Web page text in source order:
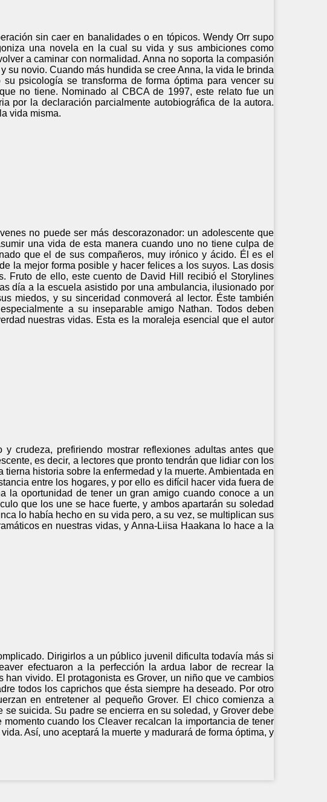
sin caer en banalidades o en tópicos. Wendy Orr supo
una novela en la cual su vida y sus ambiciones como
a caminar con normalidad. Anna no soporta la compasión
su novio. Cuando más hundida se cree Anna, la vida le brinda
psicología se transforma de forma óptima para vencer su
no tiene. Nominado al CBCA de 1997, este relato fue un
por la declaración parcialmente autobiográfica de la autora.
vida misma.
no puede ser más descorazonador: un adolescente que
una vida de esta manera cuando uno no tiene culpa de
que el de sus compañeros, muy irónico y ácido. Él es el
la mejor forma posible y hacer felices a los suyos. Las dosis
Fruto de ello, este cuento de David Hill recibió el Storylines
día a la escuela asistido por una ambulancia, ilusionado por
miedos, y su sinceridad conmoverá al lector. Éste también
a su inseparable amigo Nathan. Todos deben
nuestras vidas. Esta es la moraleja esencial que el autor
crudeza, prefiriendo mostrar reflexiones adultas antes que
es decir, a lectores que pronto tendrán que lidiar con los
historia sobre la enfermedad y la muerte. Ambientada en
entre los hogares, y por ello es difícil hacer vida fuera de
la oportunidad de tener un gran amigo cuando conoce a un
que los une se hace fuerte, y ambos apartarán su soledad
lo había hecho en su vida pero, a su vez, se multiplican sus
en nuestras vidas, y Anna-Liisa Haakana lo hace a la
Dirigirlos a un público juvenil dificulta todavía más si
efectuaron a la perfección la ardua labor de recrear la
vivido. El protagonista es Grover, un niño que ve cambios
todos los caprichos que ésta siempre ha deseado. Por otro
en entretener al pequeño Grover. El chico comienza a
suicida. Su padre se encierra en su soledad, y Grover debe
cuando los Cleaver recalcan la importancia de tener
Así, uno aceptará la muerte y madurará de forma óptima, y